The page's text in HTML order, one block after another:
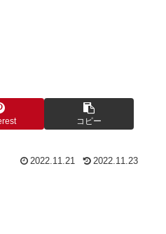
コピー
2022.11.21 2022.11.23